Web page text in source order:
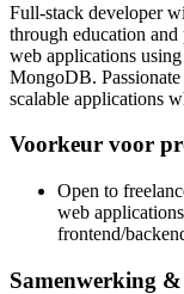
Full-stack developer
through education
web applications
MongoDB.
scalable applications
Voorkeur voor
Open to
web
frontend/
Samenwerking